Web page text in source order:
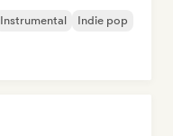
Instrumental Indie pop